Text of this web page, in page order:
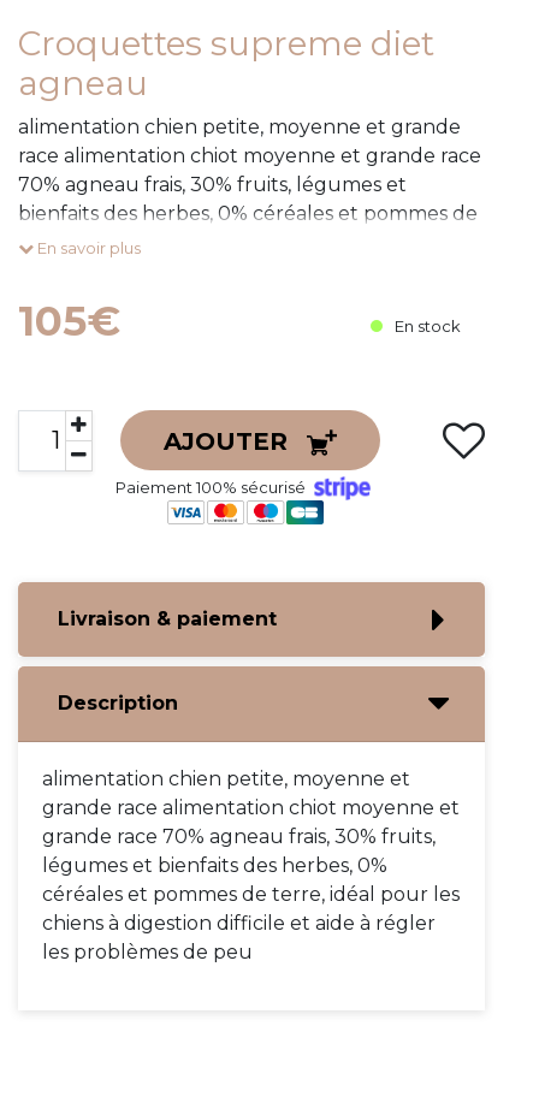
Croquettes supreme diet
agneau
alimentation chien petite, moyenne et grande
race alimentation chiot moyenne et grande race
70% agneau frais, 30% fruits, légumes et
bienfaits des herbes, 0% céréales et pommes de
terre, idéal pour les chiens à digestion difficile et
En savoir plus
105€ En stock
AJOUTER
Paiement 100% sécurisé
Livraison & paiement
Description
alimentation chien petite, moyenne et
grande race alimentation chiot moyenne et
grande race 70% agneau frais, 30% fruits,
légumes et bienfaits des herbes, 0%
céréales et pommes de terre, idéal pour les
chiens à digestion difficile et aide à régler
les problèmes de peu